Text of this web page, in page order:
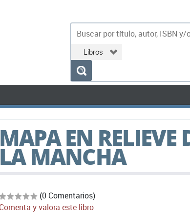
MAPA EN RELIEVE
LA MANCHA
(0 Comentarios)
Comenta y valora este libro